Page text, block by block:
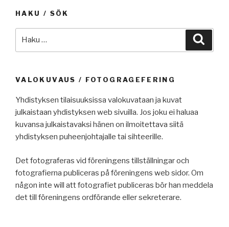
HAKU / SÖK
VALOKUVAUS / FOTOGRAGEFERING
Yhdistyksen tilaisuuksissa valokuvataan ja kuvat
julkaistaan yhdistyksen web sivuilla. Jos joku ei haluaa
kuvansa julkaistavaksi hänen on ilmoitettava siitä
yhdistyksen puheenjohtajalle tai sihteerille.
Det fotograferas vid föreningens tillställningar och
fotografierna publiceras på föreningens web sidor. Om
någon inte will att fotografiet publiceras bör han meddela
det till föreningens ordförande eller sekreterare.